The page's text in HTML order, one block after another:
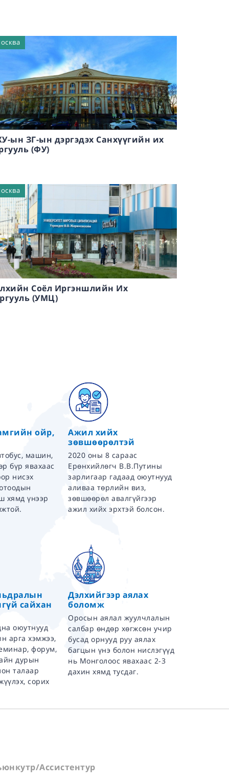
ын ЗГ-ын дэргэдэх Санхүүгийн их
(ФУ)
Соёл Иргэншлийн Их
(УМЦ)
ойр,
машин,
бүр явахаас
нисэх
хямд үнээр
Ажил хийх
зөвшөөрөлтэй
2020 оны 8 сараас
Ерөнхийлөгч В.В.Путины
зарлигаар гадаад оюутнууд
аливаа төрлийн виз,
зөвшөөрөл авалгүйгээр
ажил хийх эрхтэй болсон.
сайхан
оюутнууд
арга хэмжээ,
форум,
дурын
талаар
сорих
Дэлхийгээр аялах
боломж
Оросын аялал жуулчлалын
салбар өндөр хөгжсөн учир
бусад орнууд руу аялах
багцын үнэ болон нислэгүүд
нь Монголоос явахаас 2-3
дахин хямд тусдаг.
Ассистентур